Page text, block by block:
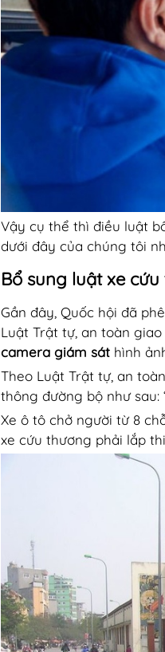
Vậy cụ thể thì điều luật
dưới đây của chúng tôi
Bổ sung luật xe
Gần đây, Quốc hội đã
Luật Trật tự, an toàn
camera giám sát hình
Theo Luật Trật tự, an
thông đường bộ như
Xe ô tô chở người từ 8
xe cứu thương phải lắp